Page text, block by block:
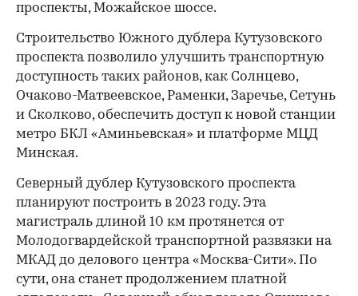
проспекты, Можайское шоссе.
Строительство Южного дублера Кутузовского
проспекта позволило улучшить транспортную
доступность таких районов, как Солнцево,
Очаково-Матвеевское, Раменки, Заречье, Сетунь
и Сколково, обеспечить доступ к новой станции
метро БКЛ «Аминьевская» и платформе МЦД
Минская.
Северный дублер Кутузовского проспекта
планируют построить в 2023 году. Эта
магистраль длиной 10 км протянется от
Молодогвардейской транспортной развязки на
МКАД до делового центра «Москва-Сити». По
сути, она станет продолжением платной